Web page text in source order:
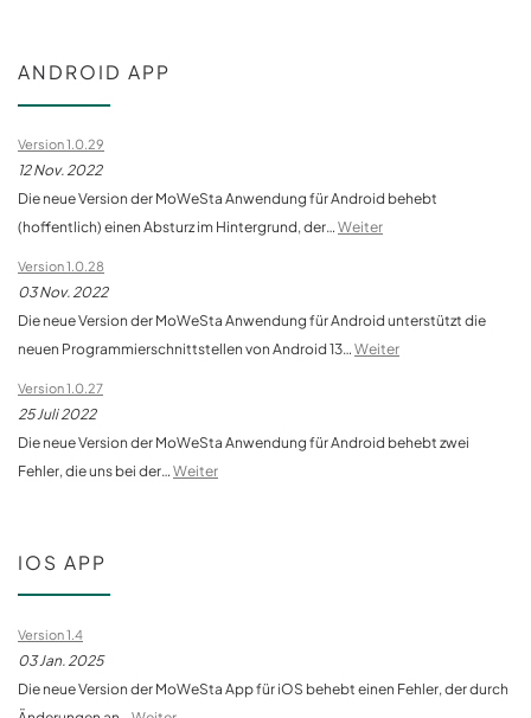
ANDROID APP
Version 1.0.29
12 Nov. 2022
Die neue Version der MoWeSta Anwendung für Android behebt
(hoffentlich) einen Absturz im Hintergrund, der… Weiter
Version 1.0.28
03 Nov. 2022
Die neue Version der MoWeSta Anwendung für Android unterstützt die
neuen Programmierschnittstellen von Android 13… Weiter
Version 1.0.27
25 Juli 2022
Die neue Version der MoWeSta Anwendung für Android behebt zwei
Fehler, die uns bei der… Weiter
IOS APP
Version 1.4
03 Jan. 2025
Die neue Version der MoWeSta App für iOS behebt einen Fehler, der durch